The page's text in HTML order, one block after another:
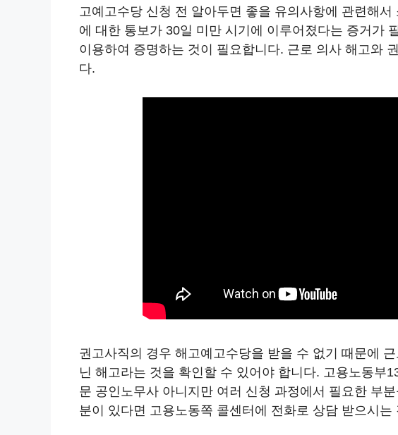
고예고수당 신청 전 알아두면 좋을 유의사항에 관련해
에 대한 통보가 30일 미만 시기에 이루어졌다는 증거가
이용하여 증명하는 것이 필요합니다. 근로 의사 해고와
다.
권고사직의 경우 해고예고수당을 받을 수 없기 때문에
닌 해고라는 것을 확인할 수 있어야 합니다. 고용노동부
문 공인노무사 아니지만 여러 신청 과정에서 필요한 부
분이 있다면 고용노동쪽 콜센터에 전화로 상담 받으시는